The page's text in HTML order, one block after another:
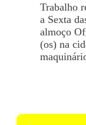
Trabalho
a Sexta
almoço
(os) na